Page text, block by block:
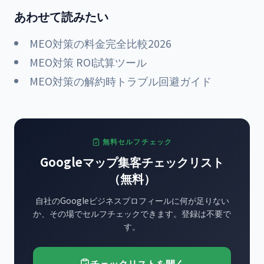
あわせて読みたい
MEO対策の料金完全比較2026
MEO対策 ROI試算ツール
MEO対策の解約時トラブル回避ガイド
無料セルフチェック
Googleマップ集客チェックリスト
（無料）
自社のGoogleビジネスプロフィールに何が足りない
か、その場でセルフチェックできます。登録は不要で
す。